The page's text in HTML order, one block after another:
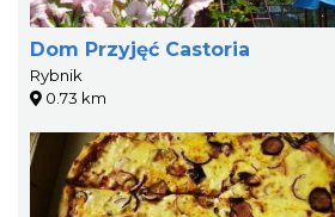
Dom Przyjęć Castoria
Rybnik
0.73 km